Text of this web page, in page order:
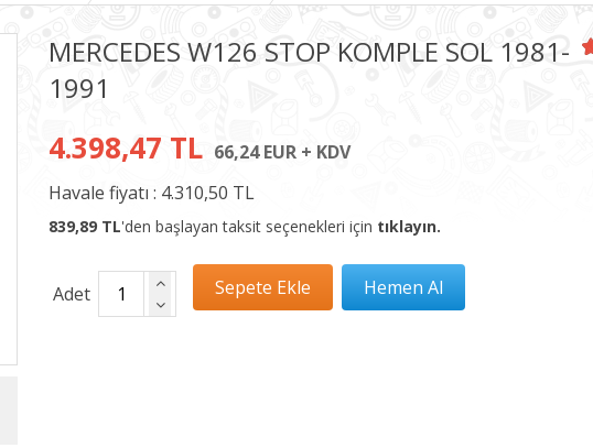
MERCEDES W126 STOP KOMPLE SOL 1981-
1991
4.398,47 TL 66,24 EUR + KDV
Havale fiyatı : 4.310,50 TL
839,89 TL'den başlayan taksit seçenekleri için tıklayın.
Adet